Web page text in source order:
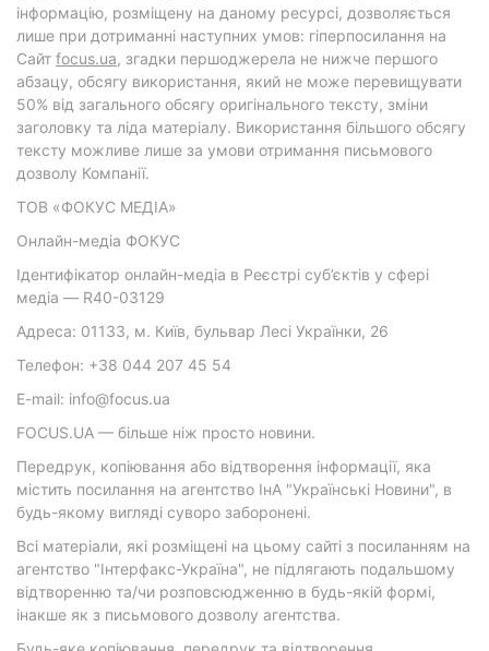
інформацію, розміщену на даному ресурсі, дозволяється
лише при дотриманні наступних умов: гіперпосилання на
Cайт focus.ua, згадки першоджерела не нижче першого
абзацу, обсягу використання, який не може перевищувати
50% від загального обсягу оригінального тексту, зміни
заголовку та ліда матеріалу. Використання більшого обсягу
тексту можливе лише за умови отримання письмового
дозволу Компанії.
ТОВ «ФОКУС МЕДІА»
Онлайн-медіа ФОКУС
Ідентифікатор онлайн-медіа в Реєстрі суб’єктів у сфері
медіа — R40-03129
Адреса: 01133, м. Київ, бульвар Лесі Українки, 26
Телефон: +38 044 207 45 54
E-mail: info@focus.ua
FOCUS.UA — більше ніж просто новини.
Передрук, копіювання або відтворення інформації, яка
містить посилання на агентство ІнА "Українські Новини", в
будь-якому вигляді суворо заборонені.
Всі матеріали, які розміщені на цьому сайті з посиланням на
агентство "Інтерфакс-Україна", не підлягають подальшому
відтворенню та/чи розповсюдженню в будь-якій формі,
інакше як з письмового дозволу агентства.